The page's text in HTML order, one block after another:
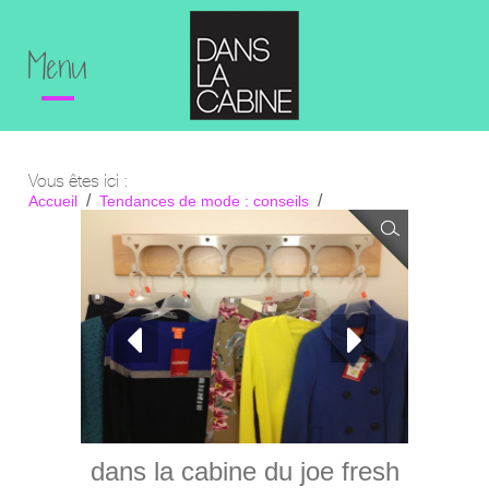
Menu
Vous êtes ici :
Accueil Tendances de mode : conseils
des items à 19,94 $ et moins chez joe fresh. $19.94 and
at Joe Fresh
dans la cabine du joe fresh